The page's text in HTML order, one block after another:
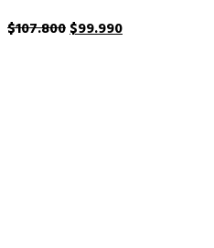
$107.800El
$99.990El